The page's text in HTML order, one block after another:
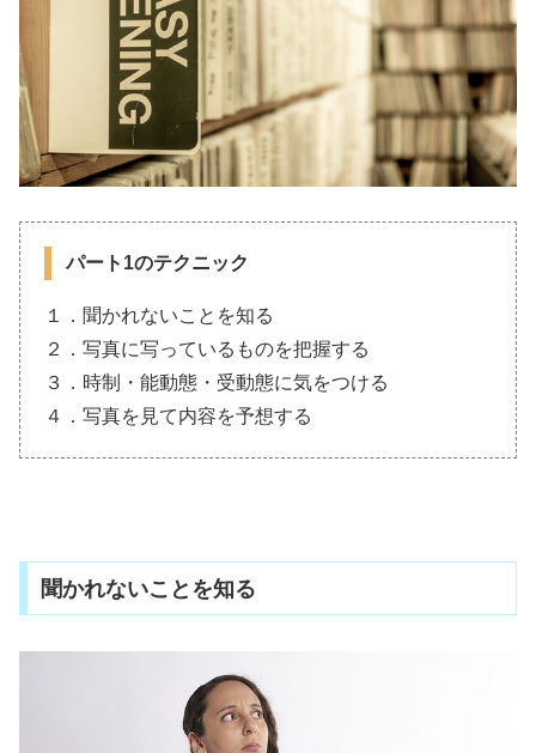
パート1のテクニック
１．聞かれないことを知る
２．写真に写っているものを把握する
３．時制・能動態・受動態に気をつける
４．写真を見て内容を予想する
聞かれないことを知る